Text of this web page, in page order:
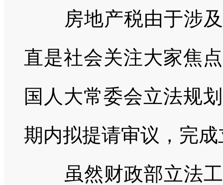
房地产税由于涉
直是社会关注大家焦
国人大常委会立法规
期内拟提请审议，完
虽然财政部立法